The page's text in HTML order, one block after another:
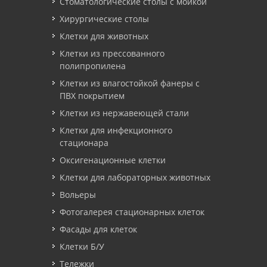
Хирургические столы
Клетки для животных
Клетки из прессованного
полипропилена
Клетки из влагостойкой фанеры с
ПВХ покрытием
Клетки из нержавеющей стали
Клетки для инфекционного
стационара
Оксигенационные клетки
Клетки для лабораторных животных
Вольеры
Фотогалерея стационарных клеток
Фасады для клеток
Клетки Б/У
Тележки